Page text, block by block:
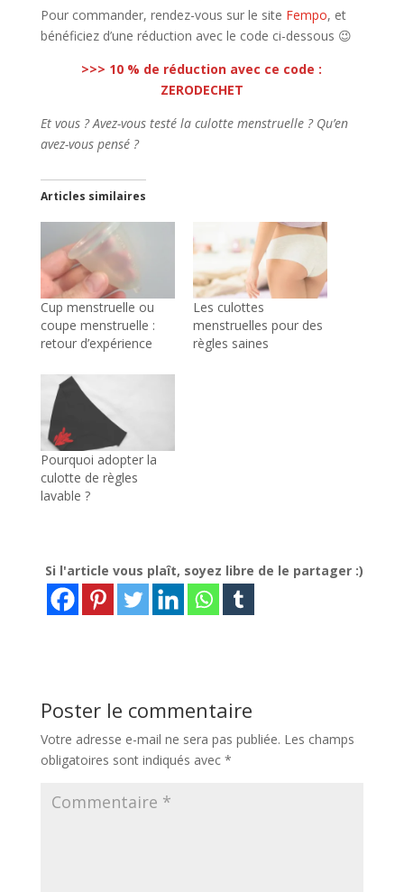
Pour commander, rendez-vous sur le site Fempo, et
bénéficiez d’une réduction avec le code ci-dessous 😉
>>> 10 % de réduction avec ce code :
ZERODECHET
Et vous ? Avez-vous testé la culotte menstruelle ? Qu’en
avez-vous pensé ?
Articles similaires
Cup menstruelle ou
coupe menstruelle :
retour d’expérience
Les culottes
menstruelles pour des
règles saines
Pourquoi adopter la
culotte de règles
lavable ?
Si l'article vous plaît, soyez libre de le partager :)
Poster le commentaire
Votre adresse e-mail ne sera pas publiée. Les champs
obligatoires sont indiqués avec *